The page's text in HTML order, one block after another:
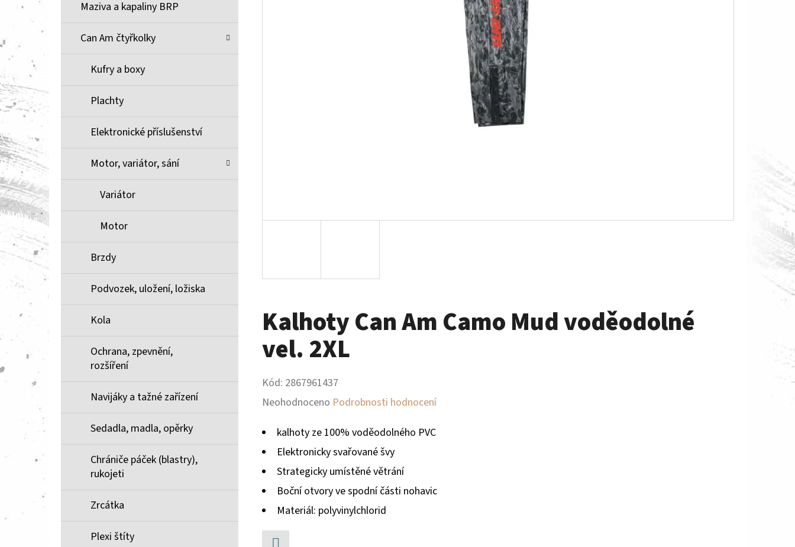
Maziva a kapaliny BRP
Can Am čtyřkolky
Kufry a boxy
Plachty
Elektronické příslušenství
Motor, variátor, sání
Variátor
Motor
Brzdy
Podvozek, uložení, ložiska
Kola
Ochrana, zpevnění,
rozšíření
Navijáky a tažné zařízení
Sedadla, madla, opěrky
Chrániče páček (blastry),
rukojeti
Zrcátka
Plexi štíty
Kalhoty Can Am Camo Mud voděodolné
vel. 2XL
Kód: 2867961437
Průměrné
produktu
hvězdiček.
Neohodnoceno Podrobnosti hodnocení
kalhoty ze 100% voděodolného PVC
Elektronicky svařované švy
Strategicky umístěné větrání
Boční otvory ve spodní části nohavic
Materiál: polyvinylchlorid
BRZDOVÉ DESTIČKY ZE SLINUTÉHO KOVU
1 100 Kč
PALIVOVÉ ČERPADLO S MĚŘÁKEM PALIVA CAN-
AM
10 900 Kč